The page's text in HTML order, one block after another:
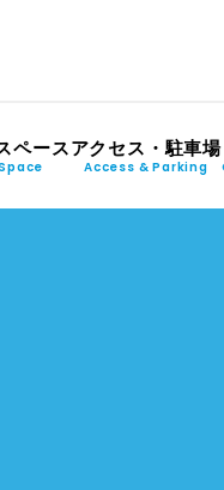
ペースアクセス・駐車場
Access & Parking